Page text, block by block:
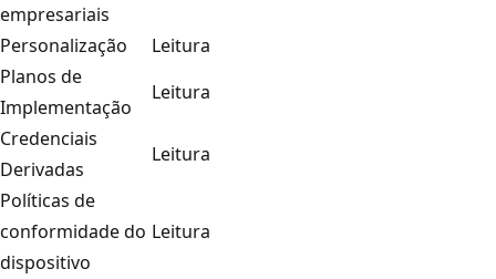
empresariais
Personalização
Leitura
Planos de
Implementação
Leitura
Credenciais
Derivadas
Leitura
Políticas de
conformidade do
dispositivo
Leitura